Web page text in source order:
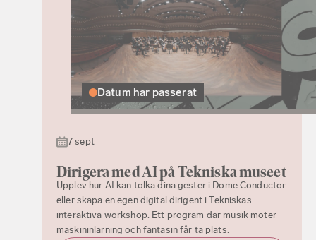
Datum har passerat
7 sept
Dirigera med AI på Tekniska museet
Upplev hur AI kan tolka dina gester i Dome Conductor
eller skapa en egen digital dirigent i Tekniskas
interaktiva workshop. Ett program där musik möter
maskininlärning och fantasin får ta plats.